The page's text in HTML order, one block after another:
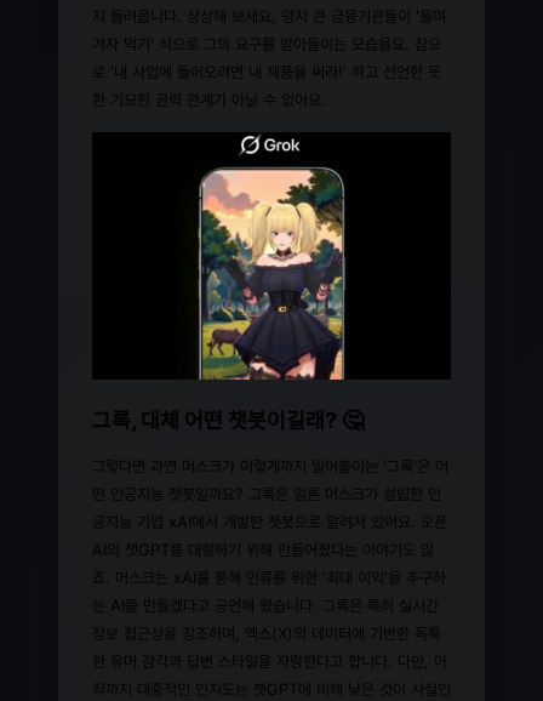
지 들려옵니다. 상상해 보세요, 덩치 큰 금융기관들이 '울며
겨자 먹기' 식으로 그의 요구를 받아들이는 모습을요. 참으
로 '내 사업에 들어오려면 내 제품을 써라!' 하고 선언한 듯
한 기묘한 권력 관계가 아닐 수 없어요.
그록, 대체 어떤 챗봇이길래? 🤔
그렇다면 과연 머스크가 이렇게까지 밀어붙이는 '그록'은 어
떤 인공지능 챗봇일까요? 그록은 일론 머스크가 설립한 인
공지능 기업 xAI에서 개발한 챗봇으로 알려져 있어요. 오픈
AI의 챗GPT를 대항하기 위해 만들어졌다는 이야기도 많
죠. 머스크는 xAI를 통해 인류를 위한 '최대 이익'을 추구하
는 AI를 만들겠다고 공언해 왔습니다. 그록은 특히 실시간
정보 접근성을 강조하며, 엑스(X)의 데이터에 기반한 독특
한 유머 감각과 답변 스타일을 자랑한다고 합니다. 다만, 아
직까지 대중적인 인지도는 챗GPT에 비해 낮은 것이 사실인